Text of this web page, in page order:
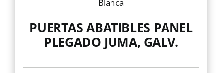
Las
opciones
pueden
PUERTAS ABATIBLES PANEL
PLEGADO JUMA, GALV.